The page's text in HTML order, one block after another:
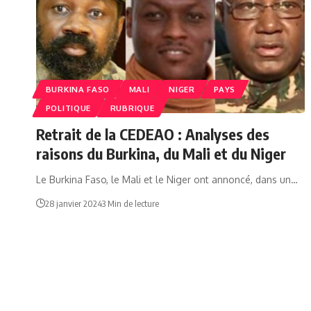
BURKINA FASO MALI NIGER
PAYS
POLITIQUE
RUBRIQUE
Retrait de la CEDEAO : Analyses des
raisons du Burkina, du Mali et du Niger
Le Burkina Faso, le Mali et le Niger ont annoncé, dans un…
28 janvier 20243 Min de lecture